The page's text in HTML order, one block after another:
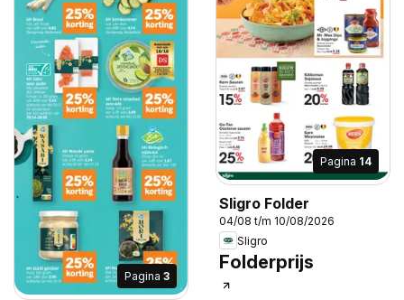
Pagina 3
Pagina 14
Sligro Folder
04/08 t/m 10/08/2026
Sligro
Folderprijs